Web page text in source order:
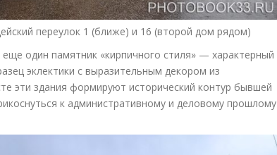
переулок 1 (ближе) и 16 (второй дом рядом)
один памятник «кирпичного стиля» — характерный
эклектики с выразительным декором из
эти здания формируют исторический контур бывшей
к административному и деловому прошлому